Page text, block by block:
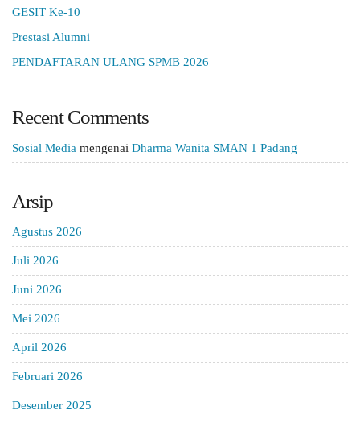
GESIT Ke-10
Prestasi Alumni
PENDAFTARAN ULANG SPMB 2026
Recent Comments
Sosial Media mengenai Dharma Wanita SMAN 1 Padang
Arsip
Agustus 2026
Juli 2026
Juni 2026
Mei 2026
April 2026
Februari 2026
Desember 2025